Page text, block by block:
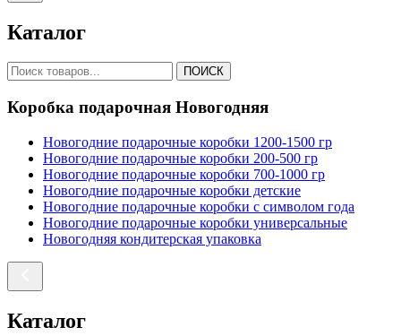
Каталог
ПОИСК
Коробка подарочная Новогодняя
Новогодние подарочные коробки 1200-1500 гр
Новогодние подарочные коробки 200-500 гр
Новогодние подарочные коробки 700-1000 гр
Новогодние подарочные коробки детские
Новогодние подарочные коробки с символом года
Новогодние подарочные коробки универсальные
Новогодняя кондитерская упаковка
Каталог